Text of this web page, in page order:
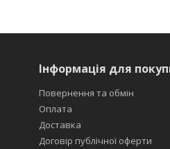
Інформація для
Повернення та обмін
Оплата
Доставка
Договір публічної оферти